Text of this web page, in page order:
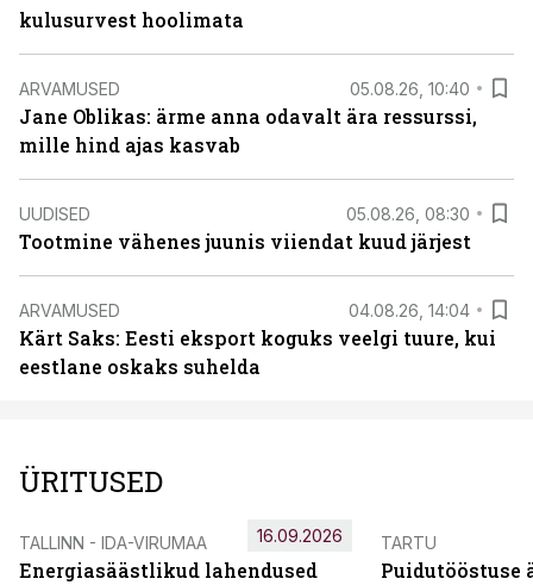
kulusurvest hoolimata
ARVAMUSED 05.08.26, 10:40
Jane Oblikas: ärme anna odavalt ära ressurssi,
mille hind ajas kasvab
UUDISED 05.08.26, 08:30
Tootmine vähenes juunis viiendat kuud järjest
ARVAMUSED 04.08.26, 14:04
Kärt Saks: Eesti eksport koguks veelgi tuure, kui
eestlane oskaks suhelda
ÜRITUSED
TALLINN - IDA-VIRUMAA
Energiasäästlikud lahendused
16.09.2026 TARTU
Puidutööstuse